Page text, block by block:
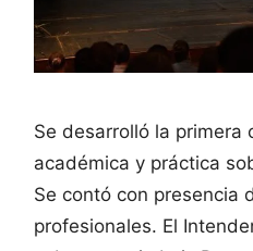
Se desarrolló la primera
académica y práctica
Se contó con presencia
profesionales. El